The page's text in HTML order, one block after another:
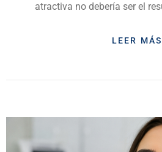
atractiva no debería ser el
LEER MÁS